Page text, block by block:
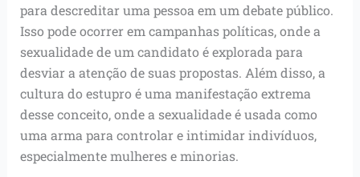
para descreditar uma pessoa em um debate público.
Isso pode ocorrer em campanhas políticas, onde a
sexualidade de um candidato é explorada para
desviar a atenção de suas propostas. Além disso, a
cultura do estupro é uma manifestação extrema
desse conceito, onde a sexualidade é usada como
uma arma para controlar e intimidar indivíduos,
especialmente mulheres e minorias.